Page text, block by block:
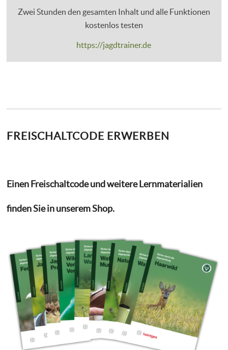
Zwei Stunden den gesamten Inhalt und alle Funktionen
kostenlos testen
https://jagdtrainer.de
FREISCHALTCODE ERWERBEN
Einen Freischaltcode und weitere Lernmaterialien
finden Sie in unserem Shop.